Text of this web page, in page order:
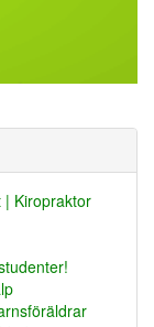
| Kiropraktor